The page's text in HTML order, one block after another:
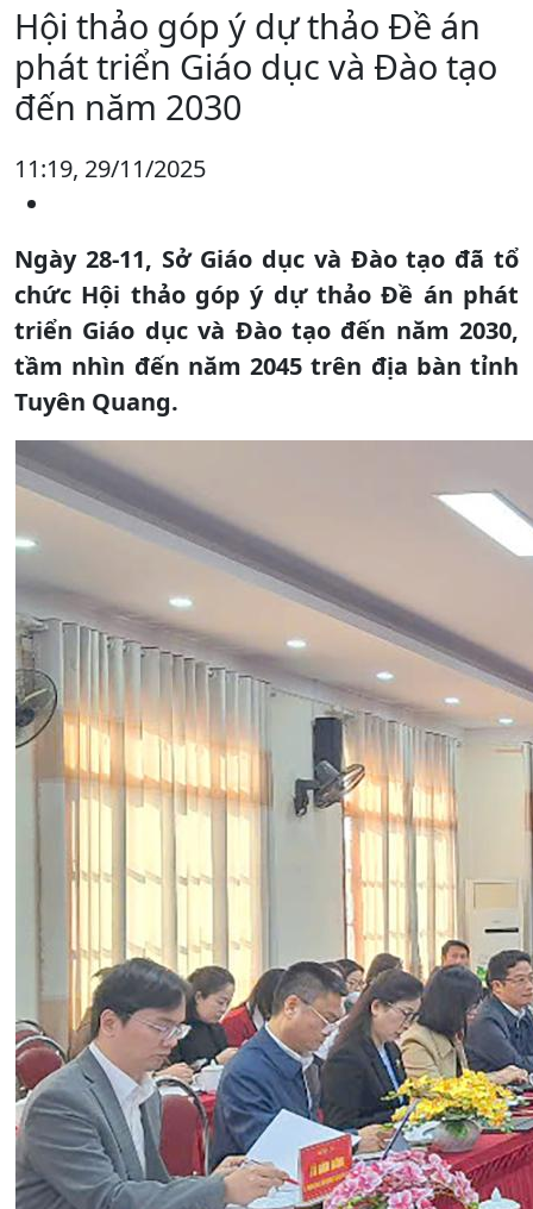
Hội thảo góp ý dự thảo Đề án
phát triển Giáo dục và Đào tạo
đến năm 2030
11:19, 29/11/2025
Ngày 28-11, Sở Giáo dục và Đào tạo đã tổ
chức Hội thảo góp ý dự thảo Đề án phát
triển Giáo dục và Đào tạo đến năm 2030,
tầm nhìn đến năm 2045 trên địa bàn tỉnh
Tuyên Quang.